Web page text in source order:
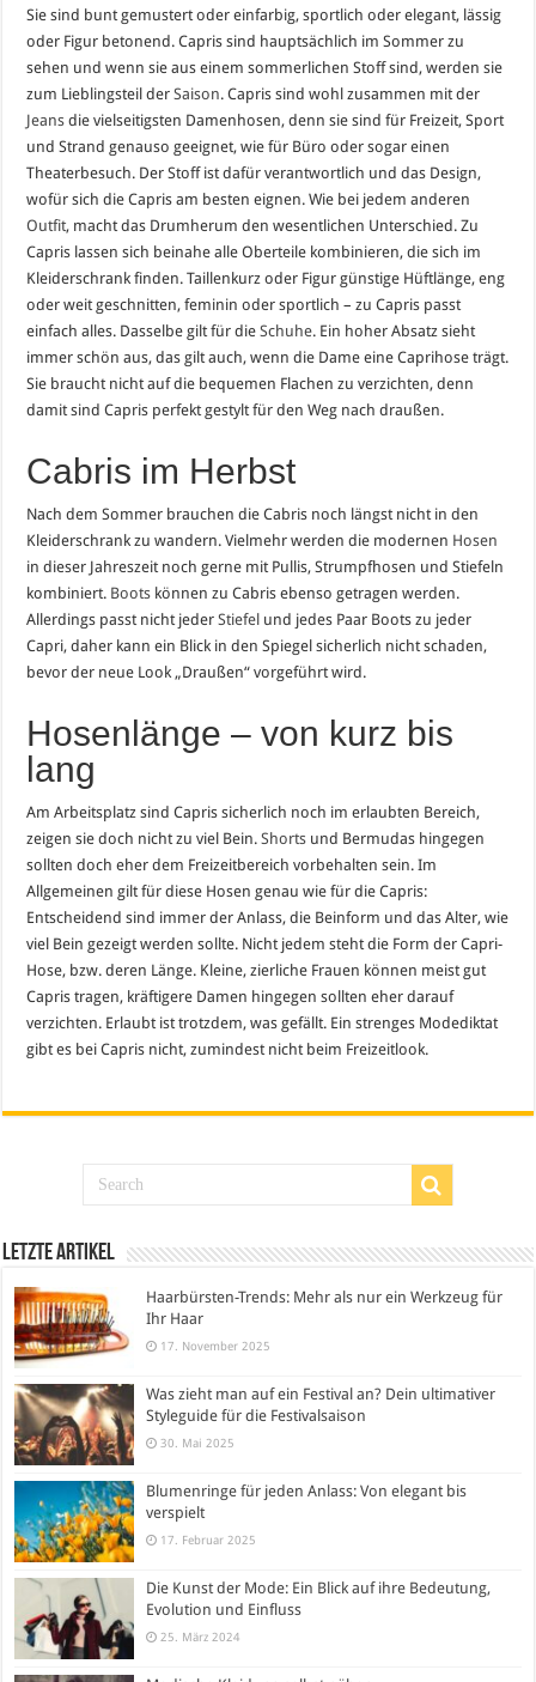
Sie sind bunt gemustert oder einfarbig, sportlich oder elegant, lässig
oder Figur betonend. Capris sind hauptsächlich im Sommer zu
sehen und wenn sie aus einem sommerlichen Stoff sind, werden sie
zum Lieblingsteil derSaison. Capris sind wohl zusammen mit der
Jeans die vielseitigsten Damenhosen, denn sie sind für Freizeit, Sport
und Strand genauso geeignet, wie für Büro oder sogar einen
Theaterbesuch. Der Stoff ist dafür verantwortlich und das Design,
wofür sich die Capris am besten eignen. Wie bei jedem anderen
Outfit, macht das Drumherum den wesentlichen Unterschied. Zu
Capris lassen sich beinahe alle Oberteile kombinieren, die sich im
Kleiderschrank finden. Taillenkurz oder Figur günstige Hüftlänge, eng
oder weit geschnitten, feminin oder sportlich – zu Capris passt
einfach alles. Dasselbe gilt für dieSchuhe. Ein hoher Absatz sieht
immer schön aus, das gilt auch, wenn die Dame eine Caprihose trägt.
Sie braucht nicht auf die bequemen Flachen zu verzichten, denn
damit sind Capris perfekt gestylt für den Weg nach draußen.
Cabris im Herbst
Nach dem Sommer brauchen die Cabris noch längst nicht in den
Kleiderschrank zu wandern. Vielmehr werden die modernen Hosen
in dieser Jahreszeit noch gerne mit Pullis, Strumpfhosen und Stiefeln
kombiniert. Boots können zu Cabris ebenso getragen werden.
Allerdings passt nicht jederStiefel und jedes Paar Boots zu jeder
Capri, daher kann ein Blick in den Spiegel sicherlich nicht schaden,
bevor der neue Look „Draußen“ vorgeführt wird.
Hosenlänge – von kurz bis
lang
Am Arbeitsplatz sind Capris sicherlich noch im erlaubten Bereich,
zeigen sie doch nicht zu viel Bein.Shorts und Bermudas hingegen
sollten doch eher dem Freizeitbereich vorbehalten sein. Im
Allgemeinen gilt für diese Hosen genau wie für die Capris:
Entscheidend sind immer der Anlass, die Beinform und das Alter, wie
viel Bein gezeigt werden sollte. Nicht jedem steht die Form der Capri-
Hose, bzw. deren Länge. Kleine, zierliche Frauen können meist gut
Capris tragen, kräftigere Damen hingegen sollten eher darauf
verzichten. Erlaubt ist trotzdem, was gefällt. Ein strenges Modediktat
gibt es bei Capris nicht, zumindest nicht beim Freizeitlook.
Letzte Artikel
Haarbürsten-Trends: Mehr als nur ein Werkzeug für
Ihr Haar
17. November 2025
Was zieht man auf ein Festival an? Dein ultimativer
Styleguide für die Festivalsaison
30. Mai 2025
Blumenringe für jeden Anlass: Von elegant bis
verspielt
17. Februar 2025
Die Kunst der Mode: Ein Blick auf ihre Bedeutung,
Evolution und Einfluss
25. März 2024